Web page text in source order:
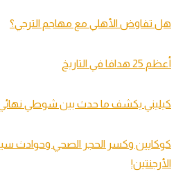
هل تفاوض الأهلي مع مهاجم الترجي؟
أعظم 25 هدافا في التاريخ
كيليني يكشف ما حدث بين شوطي
كوكايين وكسر الحجر الصحي وحوادث
الأرجنتين!